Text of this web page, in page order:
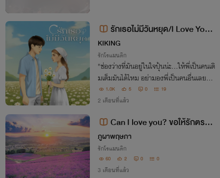
รักเธอไม่มีวันหยุด/I Love You
24/7
KIKING
รักโรแมนติก
"ช่องว่างที่มันอยู่ในใจปุ้นน่ะ...ให้พี่เป็นคนเติ
มเต็มมันได้ไหม อย่ามองพี่เป็นคนอื่นเลยน
ะ" 1.0K 5 0 19
2 เดือนที่แล้ว
Can I love you? ขอให้รักตรงใ
จ
ภูผาพฤษภา
รักโรแมนติก
60 2 0 0
3 เดือนที่แล้ว